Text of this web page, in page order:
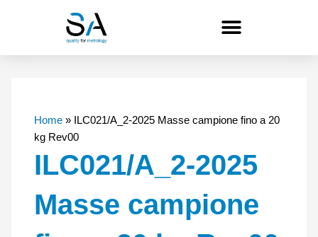
Home»
ILC021/A_2-2025 Masse campione fino a 20
kg Rev00
ILC021/A_2-2025
Masse campione